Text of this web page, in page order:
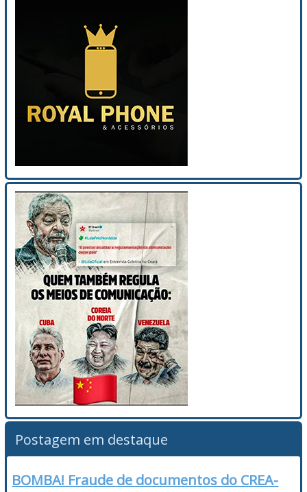
Postagem em destaque
BOMBA! Fraude de documentos do CREA-